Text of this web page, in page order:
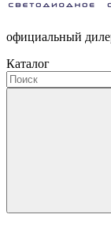
официальный
Каталог